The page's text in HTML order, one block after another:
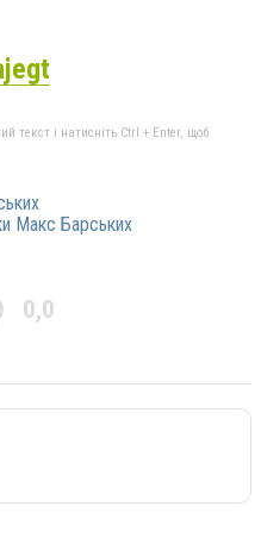
текст і натисніть Ctrl + Enter, щоб
Макс Барських
0,0